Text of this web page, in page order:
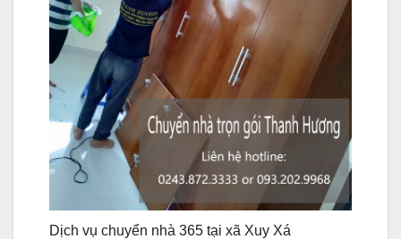
Dịch vụ chuyển nhà 365 tại xã Xuy Xá